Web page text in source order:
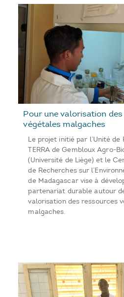
Pour une valorisation
végétales malgaches
Le projet initié par l’Unité de
TERRA de Gembloux Agro-
(Université de Liège) et le
de Recherches sur
de Madagascar vise à
partenariat durable autour
valorisation des ressources
malgaches.